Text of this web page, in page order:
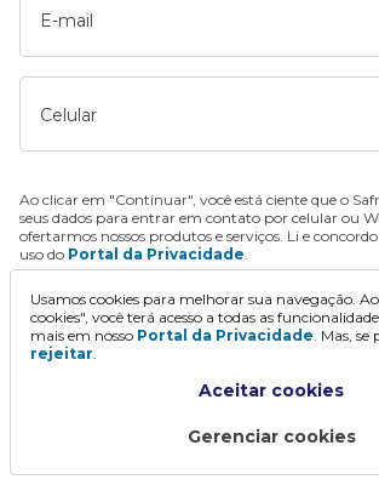
E-mail
Celular
Ao clicar em "Continuar", você está ciente que o
seus dados para entrar em contato por celular ou
ofertarmos nossos produtos e serviços. Li e
uso do Portal da Privacidade.
Continuar
Usamos cookies para melhorar sua navegação.
cookies", você terá acesso a todas as
mais em nosso Portal da Privacidade. Mas, se
rejeitar.
Aceitar cookies
Gerenciar cookies